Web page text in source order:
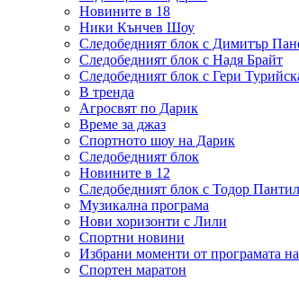
Новините в 18
Ники Кънчев Шоу
Следобедният блок с Димитър
Следобедният блок с Надя Брайт
Следобедният блок с Гери
В тренда
Агросвят по Дарик
Време за джаз
Спортното шоу на Дарик
Следобедният блок
Новините в 12
Следобедният блок с Тодор
Музикална програма
Нови хоризонти с Лили
Спортни новини
Избрани моменти от програмата
Спортен маратон